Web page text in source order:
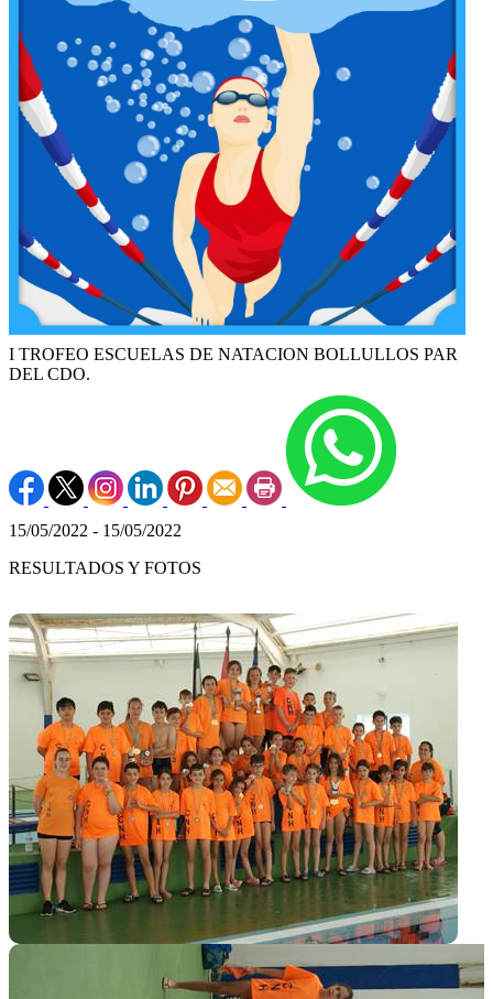
I TROFEO ESCUELAS DE NATACION BOLLULLOS PAR
DEL CDO.
15/05/2022 - 15/05/2022
RESULTADOS Y FOTOS